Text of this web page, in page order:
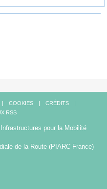
COOKIES
CRÉDITS
RSS
pour la Mobilité
de la Route (PIARC France)